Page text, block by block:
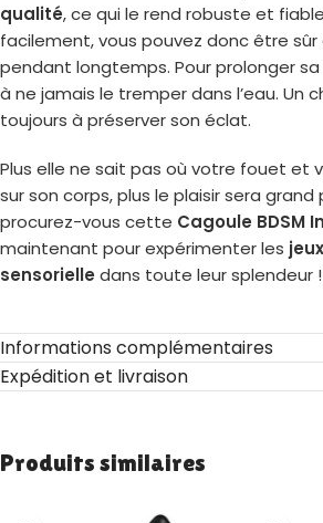
qualité, ce qui le rend robuste et
facilement, vous pouvez donc être sûr
pendant longtemps. Pour prolonger sa
à ne jamais le tremper dans l’eau. Un
toujours à préserver son éclat.
Plus elle ne sait pas où votre fouet et
sur son corps, plus le plaisir sera grand
procurez-vous cette Cagoule BDSM
maintenant pour expérimenter les
sensorielle dans toute leur splendeur !
Informations complémentaires
Expédition et livraison
Produits similaires